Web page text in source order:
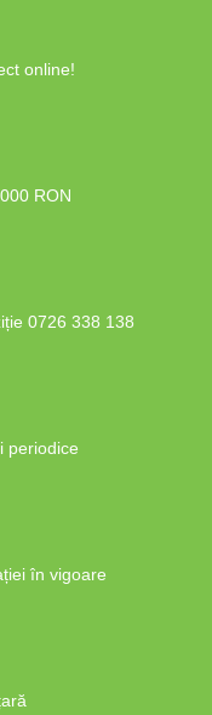
online!
RON
0726 338 138
periodice
în vigoare